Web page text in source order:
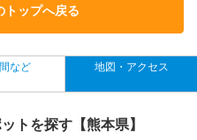
トップへ戻る
など 地図・アクセス
トを探す【熊本県】